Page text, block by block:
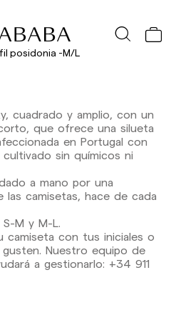
posidonia -M/L
cuadrado y amplio, con un
que ofrece una silueta
en Portugal con
sin químicos ni
a mano por una
las camisetas, hace de cada
M y M-L.
camiseta con tus iniciales o
Nuestro equipo de
a gestionarlo: +34 911
los siguientes:
Excepto pre-
7-10 días laborables.
Excepto
Europea: 10-13
pre-orders.Por favor,
fuera de la Unión
aduanas locales.